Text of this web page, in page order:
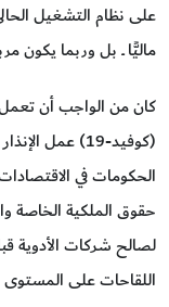
على نظام التشغيل
ماليًّا ــ بل وربما يكون
(كوفيد-19)
الحكومات في
حقوق الملكية الخاصة
لصالح شركات الأدوية
اللقاحات على المستوى